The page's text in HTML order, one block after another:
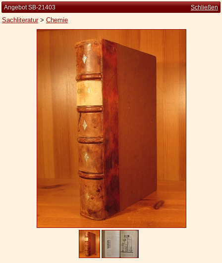
Kleine Kulturgeschichte
Widerrufsbelehrung
Datenschutzerklärung
Angebot SB-21403 Schließen
Sachliteratur> Chemie